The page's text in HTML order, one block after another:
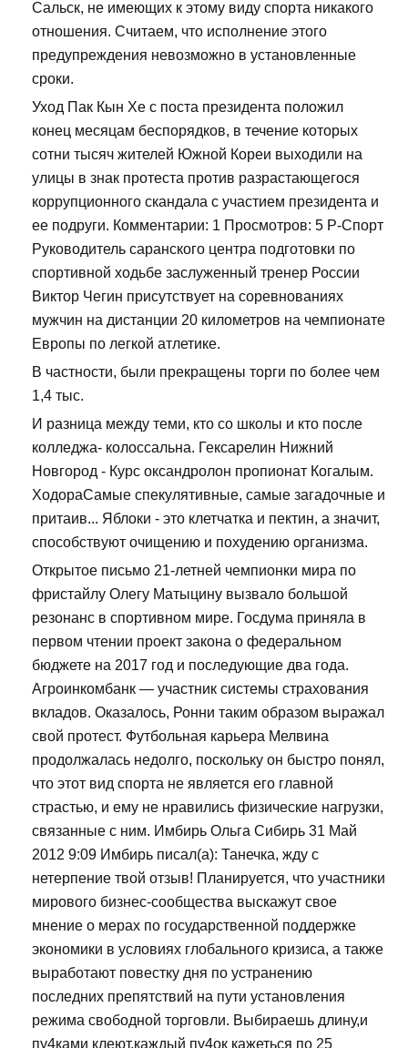
Сальск, не имеющих к этому виду спорта никакого
отношения. Считаем, что исполнение этого
предупреждения невозможно в установленные
сроки.
Уход Пак Кын Хе с поста президента положил
конец месяцам беспорядков, в течение которых
сотни тысяч жителей Южной Кореи выходили на
улицы в знак протеста против разрастающегося
коррупционного скандала с участием президента и
ее подруги. Комментарии: 1 Просмотров: 5 Р-Спорт
Руководитель саранского центра подготовки по
спортивной ходьбе заслуженный тренер России
Виктор Чегин присутствует на соревнованиях
мужчин на дистанции 20 километров на чемпионате
Европы по легкой атлетике.
В частности, были прекращены торги по более чем
1,4 тыс.
И разница между теми, кто со школы и кто после
колледжа- колоссальна. Гексарелин Нижний
Новгород - Курс оксандролон пропионат Когалым.
ХодораСамые спекулятивные, самые загадочные и
притаив... Яблоки - это клетчатка и пектин, а значит,
способствуют очищению и похудению организма.
Открытое письмо 21-летней чемпионки мира по
фристайлу Олегу Матыцину вызвало большой
резонанс в спортивном мире. Госдума приняла в
первом чтении проект закона о федеральном
бюджете на 2017 год и последующие два года.
Агроинкомбанк — участник системы страхования
вкладов. Оказалось, Ронни таким образом выражал
свой протест. Футбольная карьера Мелвина
продолжалась недолго, поскольку он быстро понял,
что этот вид спорта не является его главной
страстью, и ему не нравились физические нагрузки,
связанные с ним. Имбирь Ольга Сибирь 31 Май
2012 9:09 Имбирь писал(а): Танечка, жду с
нетерпение твой отзыв! Планируется, что участники
мирового бизнес-сообщества выскажут свое
мнение о мерах по государственной поддержке
экономики в условиях глобального кризиса, а также
выработают повестку дня по устранению
последних препятствий на пути установления
режима свободной торговли. Выбираешь длину,и
пу4ками клеют,каждый пу4ок кажеться по 25